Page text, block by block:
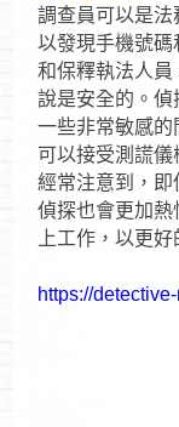
調查員可以是
以發現手機號
和保釋執法人
說是安全的。
一些非常敏感
可以接受測謊
經常注意到，
偵探也會更加
上工作，以更
https://